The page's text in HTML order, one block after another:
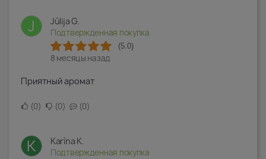
J Jūlija G.
Подтвержденная покупка
(5.0)
8 месяцы назад
Приятный аромат
0 0 0
K Karīna K.
Подтвержденная покупка